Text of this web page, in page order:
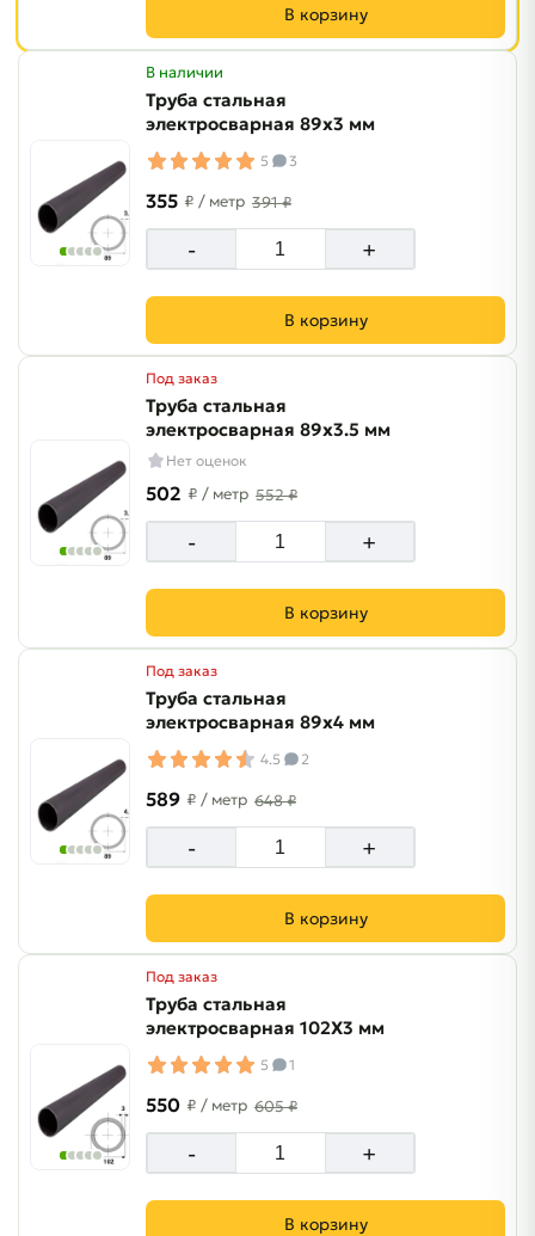
В корзину
В наличии
Труба стальная
электросварная 89х3 мм
5 3
355 ₽ / метр 391 ₽
- +
В корзину
Под заказ
Труба стальная
электросварная 89х3.5 мм
Нет оценок
502 ₽ / метр 552 ₽
- +
В корзину
Под заказ
Труба стальная
электросварная 89х4 мм
4.5 2
589 ₽ / метр 648 ₽
- +
В корзину
Под заказ
Труба стальная
электросварная 102Х3 мм
5 1
550 ₽ / метр 605 ₽
- +
В корзину